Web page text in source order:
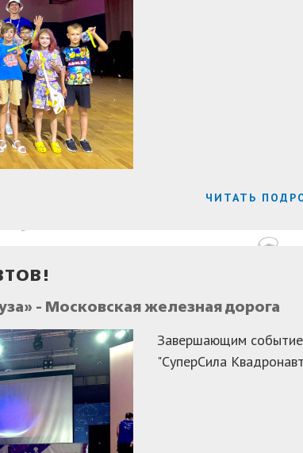
ЧИТАТЬ
- Московская железная дорога
Завершающим
"СуперСила